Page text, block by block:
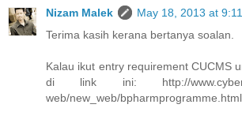
Nizam Malek
May 18, 2013 at
Terima kasih kerana bertanya soalan.
Kalau ikut entry requirement CUCMS
di link ini: http://
web/new_web/bpharmprogramme.html,